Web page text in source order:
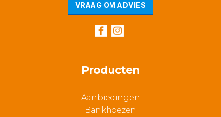
VRAAG OM ADVIES
Producten
Aanbiedingen
Bankhoezen